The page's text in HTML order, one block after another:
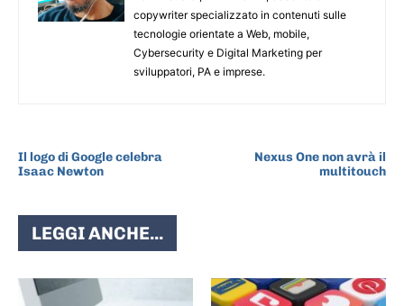
copywriter specializzato in contenuti sulle
tecnologie orientate a Web, mobile,
Cybersecurity e Digital Marketing per
sviluppatori, PA e imprese.
Il logo di Google celebra
Isaac Newton
Nexus One non avrà il
multitouch
LEGGI ANCHE...